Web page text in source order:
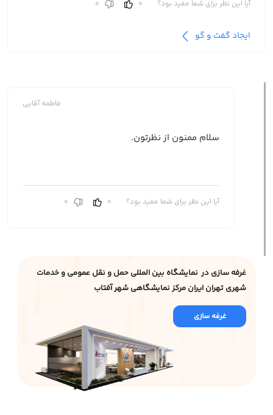
آیا این نظر برای شما مفید بود؟ 0
0
ایجاد گفت و گو
فاطمه آقایی
سلام ممنون از نظرتون.
آیا این نظر برای شما مفید بود؟ 0
0
غرفه سازی در نمایشگاه بین المللی حمل و نقل عمومی و خدمات
شهری تهران ایران مرکز نمایشگاهی شهر آفتاب
غرفه سازی